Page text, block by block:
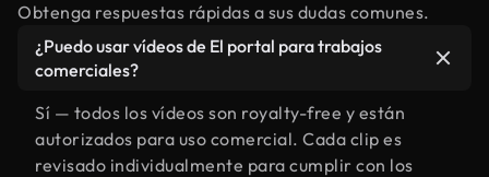
Obtenga respuestas rápidas a sus dudas comunes.
¿Puedo usar vídeos de El portal para trabajos
comerciales?
Sí — todos los vídeos son royalty-free y están
autorizados para uso comercial. Cada clip es
revisado individualmente para cumplir con los